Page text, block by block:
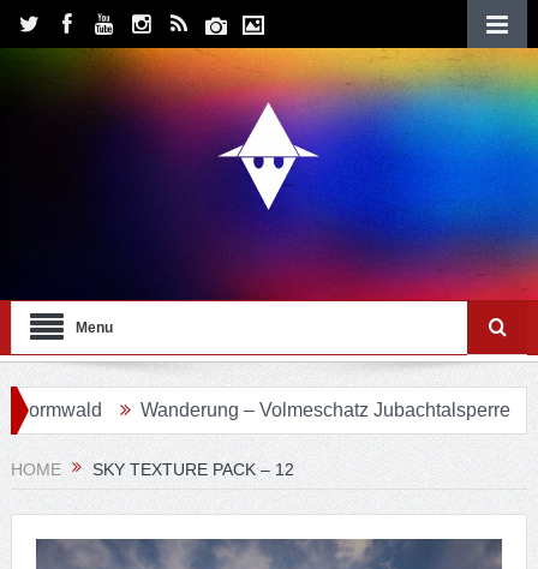
Menu
Wanderung – Volmeschatz Jubachtalsperre
HOME SKY TEXTURE PACK – 12